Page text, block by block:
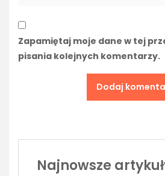
Zapamiętaj moje dane w tej
pisania kolejnych komentarzy.
Najnowsze